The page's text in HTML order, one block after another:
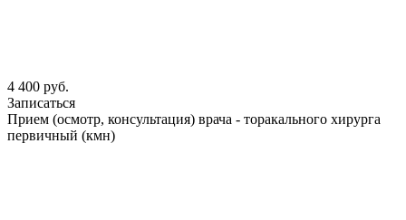
4 400 руб.
Записаться
Прием (осмотр, консультация) врача - торакального хирурга
первичный (кмн)